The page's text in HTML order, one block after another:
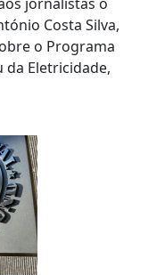
Costa Silva,
o Programa
da Eletricidade,